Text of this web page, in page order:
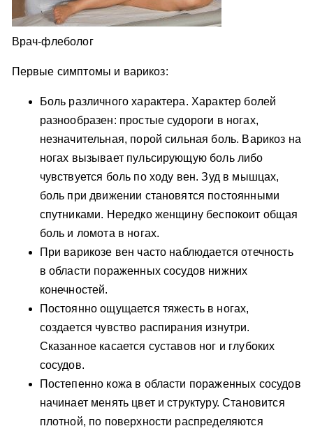
Врач-флеболог
Первые симптомы и варикоз:
Боль различного характера. Характер болей
разнообразен: простые судороги в ногах,
незначительная, порой сильная боль. Варикоз на
ногах вызывает пульсирующую боль либо
чувствуется боль по ходу вен. Зуд в мышцах,
боль при движении становятся постоянными
спутниками. Нередко женщину беспокоит общая
боль и ломота в ногах.
При варикозе вен часто наблюдается отечность
в области пораженных сосудов нижних
конечностей.
Постоянно ощущается тяжесть в ногах,
создается чувство распирания изнутри.
Сказанное касается суставов ног и глубоких
сосудов.
Постепенно кожа в области пораженных сосудов
начинает менять цвет и структуру. Становится
плотной, по поверхности распределяются